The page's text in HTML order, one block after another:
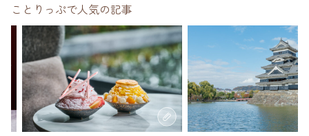
ことりっぷで人気の記事